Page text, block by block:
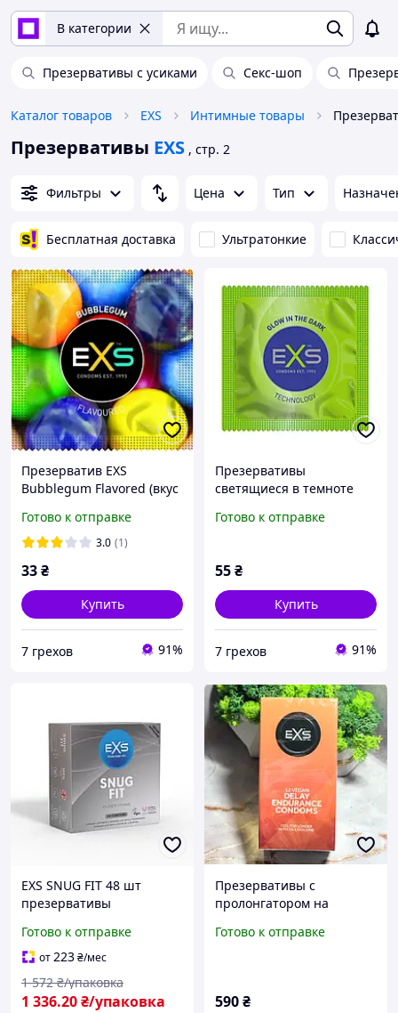
В категории
Презервативы с усиками Секс-шоп
Каталог товаров EXS Интимные товары
Презервативы EXS , стр. 2
Фильтры Цена Тип
Бесплатная доставка Ультратонкие
Презерватив EXS
Bubblegum Flavored (вкус
Готово к отправке
3.0 (1)
33₴
Купить
7 грехов 91%
Презервативы
светящиеся в темноте
шт.
Готово к отправке
55₴
Купить
7 грехов 91%
EXS SNUG FIT 48 шт
презервативы
диаметр 49 мм веганские
латексные
ультрапрочные 0.07мм
Великобритания
Готово к отправке
от223₴/мес
1 336.20₴/упаковка
1 572 ₴/упаковка
Презервативы с
пролонгатором на
шт
Готово к отправке
590₴